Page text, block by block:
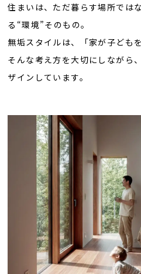
住まいは、ただ暮らす場所では
る“環境”そのもの。
無垢スタイルは、「家が子ど
そんな考え方を大切にしながら
ザインしています。